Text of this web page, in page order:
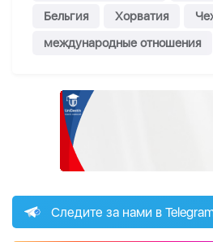
Бельгия
Хорватия
международные отношения
Следите за нами в